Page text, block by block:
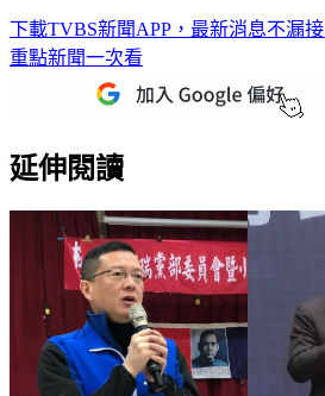
下載TVBS新聞APP，最新消息不漏接
重點新聞一次看
延伸閱讀